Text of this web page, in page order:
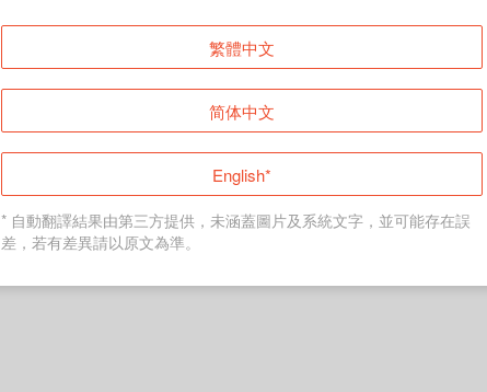
登入
返回首頁
繁體中文
简体中文
English*
* 自動翻譯結果由第三方提供，未涵蓋圖片及系統文字，並可能存在誤
差，若有差異請以原文為準。